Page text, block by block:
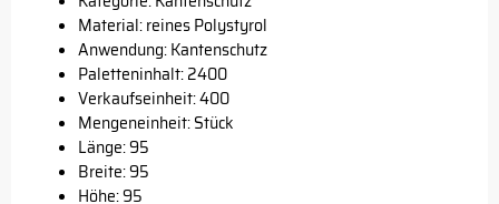
Material: reines Polystyrol
Anwendung: Kantenschutz
Paletteninhalt: 2400
Verkaufseinheit: 400
Mengeneinheit: Stück
Länge: 95
Breite: 95
Höhe: 95